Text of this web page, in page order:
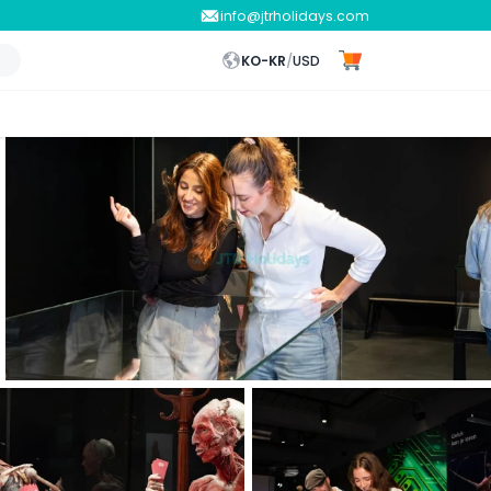
info@jtrholidays.com
KO-KR/USD